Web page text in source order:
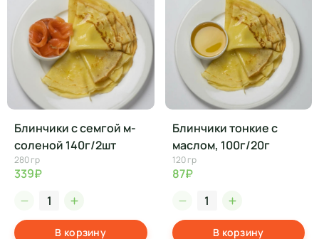
Блинчики с семгой м-
соленой 140г/2шт
280 гр
339₽
В корзину
Блинчики тонкие с
маслом, 100г/20г
120 гр
87₽
В корзину